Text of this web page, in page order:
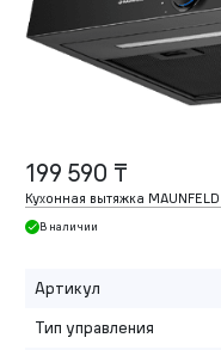
199 590 ₸
Кухонная вытяжка
В наличии
Артикул
Тип управления